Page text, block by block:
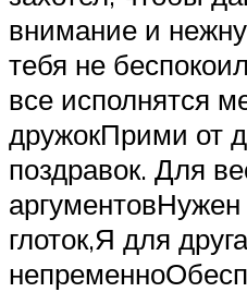
внимание и
тебя не
все исполнятся
дружокПрими от
поздравок. Для
глоток,Я для друга